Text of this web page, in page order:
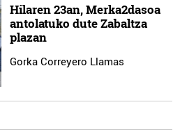
Hilaren 23an, Merka2dasoa
antolatuko dute Zabaltza
plazan
Gorka Correyero Llamas